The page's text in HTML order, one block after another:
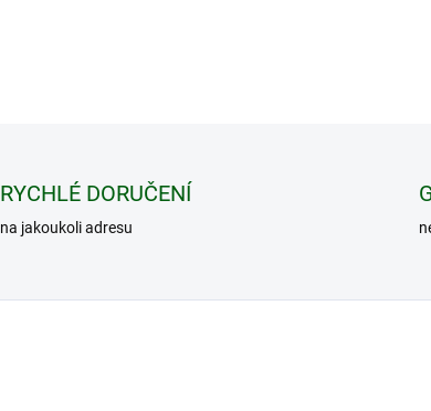
RYCHLÉ DORUČENÍ
na jakoukoli adresu